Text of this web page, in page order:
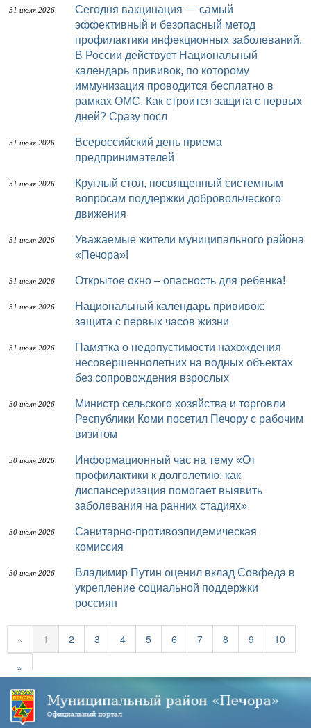
31 июля 2026
Сегодня вакцинация — самый
эффективный и безопасный метод
профилактики инфекционных заболеваний.
В России действует Национальный
календарь прививок, по которому
иммунизация проводится бесплатно в
рамках ОМС. Как строится защита с первых
дней? Сразу посл
31 июля 2026
Всероссийский день приема
предпринимателей
31 июля 2026
Круглый стол, посвященный системным
вопросам поддержки добровольческого
движения
31 июля 2026
Уважаемые жители муниципального района
«Печора»!
31 июля 2026 Открытое окно – опасность для ребенка!
31 июля 2026
Национальный календарь прививок:
защита с первых часов жизни
31 июля 2026
Памятка о недопустимости нахождения
несовершеннолетних на водных объектах
без сопровождения взрослых
30 июля 2026
Министр сельского хозяйства и торговли
Республики Коми посетил Печору с рабочим
визитом
30 июля 2026
Информационный час на тему «От
профилактики к долголетию: как
диспансеризация помогает выявить
заболевания на ранних стадиях»
30 июля 2026
Санитарно-противоэпидемическая
комиссия
30 июля 2026
Владимир Путин оценил вклад Совфеда в
укрепление социальной поддержки
россиян
« 1 2 3 4 5 6 7 8 9
10
»